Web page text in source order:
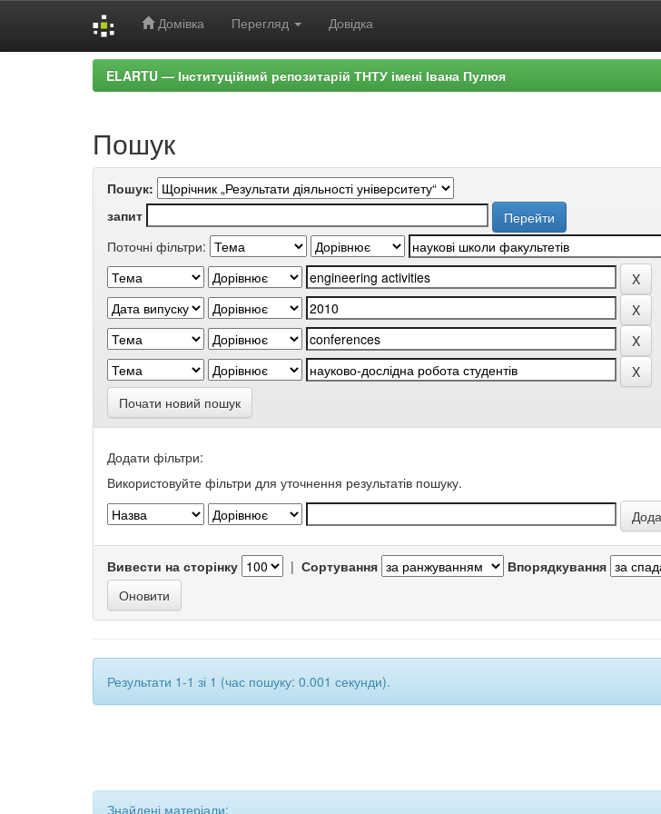
Домівка Перегляд Довідка
ELARTU — Інституційний репозитарій ТНТУ імені Івана Пулюя
Пошук
Пошук:
запит
Поточні фільтри:
Почати новий пошук
Додати фільтри:
Використовуйте фільтри для уточнення результатів пошуку.
Вивести на сторінку | Сортування Впорядкування
Результати 1-1 зі 1 (час пошуку: 0.001 секунди).
Знайдені матеріали: